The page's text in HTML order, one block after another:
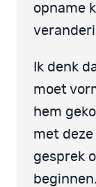
opname
Ik denk
moet
hem
met
gesprek